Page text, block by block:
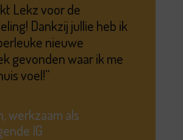
Lekz voor de
Dankzij jullie heb ik
nieuwe
gevonden waar ik me
voel!
werkzaam als
IG